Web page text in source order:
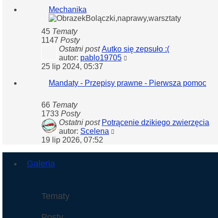
Mechanika
Bolączki,naprawy,warsztaty
45 Tematy
1147 Posty
Ostatni post Autko się zepsuło :(
autor: pablo19705
25 lip 2024, 05:37
Mandaty - Przepisy prawne - Pierwsza pomoc
66 Tematy
1733 Posty
Ostatni post Potrącenie dzikiego zwierzęcia
autor: Scelena
19 lip 2026, 07:52
Galeria
Tematy